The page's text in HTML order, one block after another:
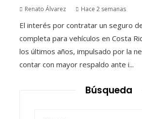
Renato Álvarez Hace 2 semanas
El interés por contratar un seguro
completa para vehículos en Costa
los últimos años, impulsado por la
contar con mayor respaldo ante i...
Búsqueda